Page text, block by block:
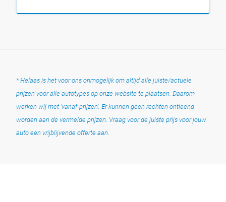
* Helaas is het voor ons onmogelijk om altijd alle juiste/actuele
prijzen voor alle autotypes op onze website te plaatsen. Daarom
werken wij met ‘vanaf-prijzen’. Er kunnen geen rechten ontleend
worden aan de vermelde prijzen. Vraag voor de juiste prijs voor jouw
auto een vrijblijvende offerte aan.